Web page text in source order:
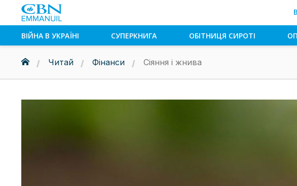
ВІЙНА В УКРАЇНІ СУПЕРКНИГА ОБІТНИЦЯ СИРОТІ
Читай Фінанси Сіяння і жнива